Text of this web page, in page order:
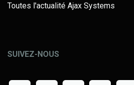
Toutes l'actualité Ajax Systems
SUIVEZ-NOUS